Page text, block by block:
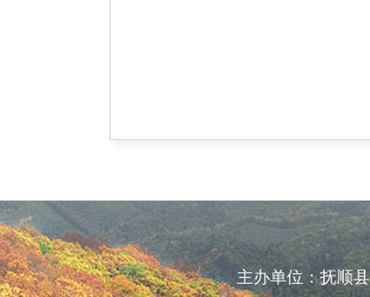
主办单位：抚顺